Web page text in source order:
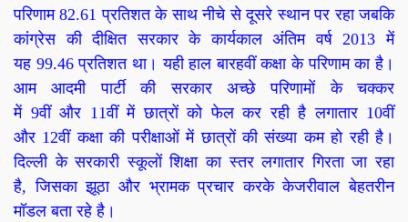
परिणाम82.61प्रतिशत के साथ नीचे से दूसरे स्थान पर रहा जबकि
कांग्रेस की दीक्षित सरकार के कार्यकाल अंतिम वर्ष 2013में
यह 99.46प्रतिशत था। यही हाल बारहवीं कक्षा के परिणाम का है।
आम आदमी पार्टी की सरकार अच्छे परिणामों के चक्कर
में 9वीं और 11वीं में छात्रों को फेल कर रही है लगातार 10वीं
और 12वीं कक्षा की परीक्षाओं में छात्रों की संख्या कम हो रही है।
दिल्ली के सरकारी स्कूलों शिक्षा का स्तर लगातार गिरता जा रहा
है,जिसका झूठा और भ्रामक प्रचार करके केजरीवाल बेहतरीन
मॉडल बता रहे है।